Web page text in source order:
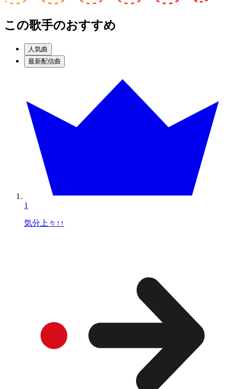
この歌手のおすすめ
人気曲
最新配信曲
1
気分上々↑↑